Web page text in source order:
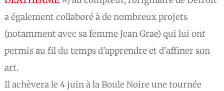
a également collaboré à de nombreux projets
(notamment avec sa femme Jean Grae) qui lui ont
permis au fil du temps d’apprendre et d’affiner son
art.
Il achèvera le 4 juin à la Boule Noire une tournée